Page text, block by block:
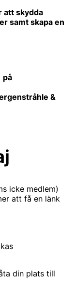
att skydda
samt skapa en
på
&
icke medlem)
att få en länk
din plats till